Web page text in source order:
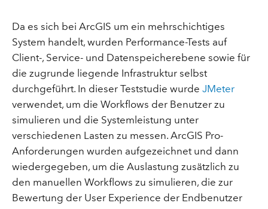
Da es sich bei ArcGIS um ein mehrschichtiges
System handelt, wurden Performance-Tests auf
Client-, Service- und Datenspeicherebene sowie für
die zugrunde liegende Infrastruktur selbst
durchgeführt. In dieser Teststudie wurde JMeter
verwendet, um die Workflows der Benutzer zu
simulieren und die Systemleistung unter
verschiedenen Lasten zu messen. ArcGIS Pro-
Anforderungen wurden aufgezeichnet und dann
wiedergegeben, um die Auslastung zusätzlich zu
den manuellen Workflows zu simulieren, die zur
Bewertung der User Experience der Endbenutzer